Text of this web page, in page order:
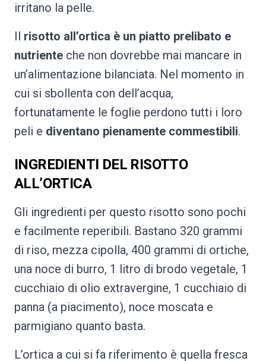
irritano la pelle.
Il risotto all’ortica è un piatto prelibato e
nutriente che non dovrebbe mai mancare in
un’alimentazione bilanciata. Nel momento in
cui si sbollenta con dell’acqua,
fortunatamente le foglie perdono tutti i loro
peli e diventano pienamente commestibili.
INGREDIENTI DEL RISOTTO
ALL’ORTICA
Gli ingredienti per questo risotto sono pochi
e facilmente reperibili. Bastano 320 grammi
di riso, mezza cipolla, 400 grammi di ortiche,
una noce di burro, 1 litro di brodo vegetale, 1
cucchiaio di olio extravergine, 1 cucchiaio di
panna (a piacimento), noce moscata e
parmigiano quanto basta.
L’ortica a cui si fa riferimento è quella fresca